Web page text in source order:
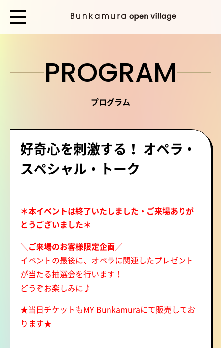
PROGRAM
プログラム
好奇心を刺激する！ オペラ・
スペシャル・トーク
＊本イベントは終了いたしました・ご来場ありが
とうございました＊
＼ご来場のお客様限定企画／
イベントの最後に、オペラに関連したプレゼント
が当たる抽選会を行います！
どうぞお楽しみに♪
★当日チケットもMY Bunkamuraにて販売してお
ります★